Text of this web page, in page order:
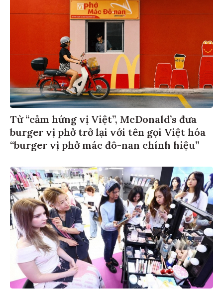
Từ “cảm hứng vị Việt”, McDonald’s đưa
burger vị phở trở lại với tên gọi Việt hóa
“burger vị phở mác đô-nan chính hiệu”